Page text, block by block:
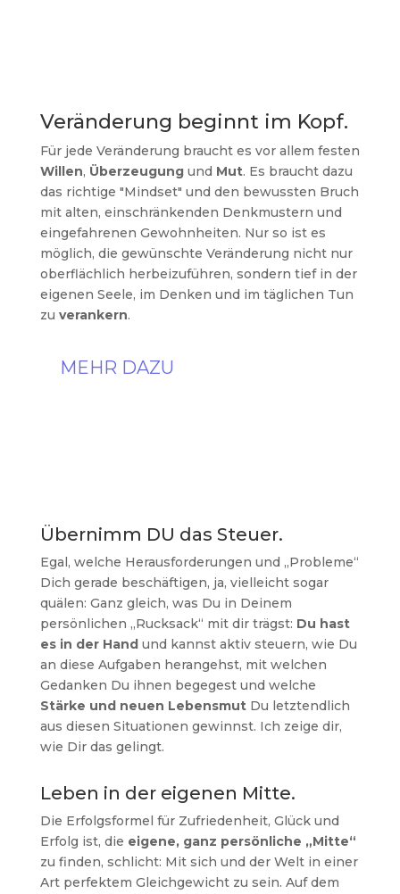
Veränderung beginnt im Kopf.
Für jede Veränderung braucht es vor allem festen
Willen, Überzeugungund Mut. Es braucht dazu
das richtige "Mindset" und den bewussten Bruch
mit alten, einschränkenden Denkmustern und
eingefahrenen Gewohnheiten. Nur so ist es
möglich, die gewünschte Veränderung nicht nur
oberflächlich herbeizuführen, sondern tief in der
eigenen Seele, im Denken und im täglichen Tun
zu verankern.
MEHR DAZU
Übernimm DU das Steuer.
Egal, welche Herausforderungen und „Probleme“
Dich gerade beschäftigen, ja, vielleicht sogar
quälen: Ganz gleich, was Du in Deinem
persönlichen „Rucksack“ mit dir trägst: Du hast
es in der Hand und kannst aktiv steuern, wie Du
an diese Aufgaben herangehst, mit welchen
Gedanken Du ihnen begegest und welche
Stärke und neuen LebensmutDu letztendlich
aus diesen Situationen gewinnst. Ich zeige dir,
wie Dir das gelingt.
Leben in der eigenen Mitte.
Die Erfolgsformel für Zufriedenheit, Glück und
Erfolg ist, die eigene, ganz persönliche „Mitte“
zu finden, schlicht: Mit sich und der Welt in einer
Art perfektem Gleichgewicht zu sein. Auf dem